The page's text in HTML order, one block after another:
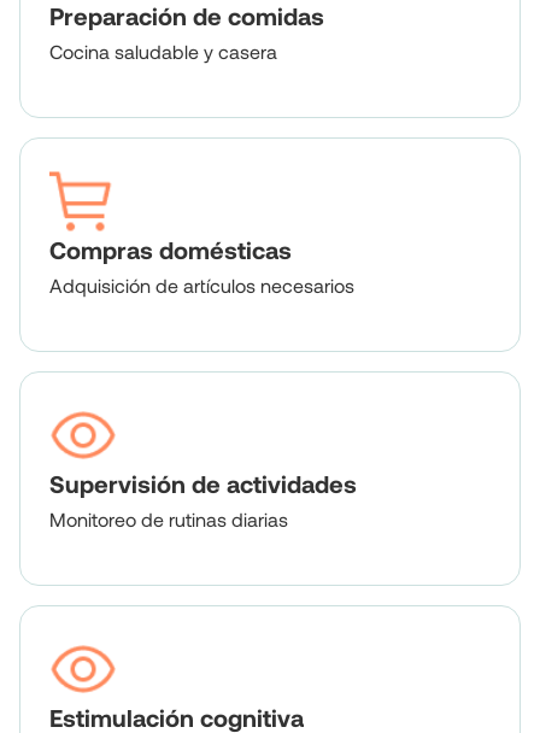
Preparación de comidas
Cocina saludable y casera
Compras domésticas
Adquisición de artículos necesarios
Supervisión de actividades
Monitoreo de rutinas diarias
Estimulación cognitiva